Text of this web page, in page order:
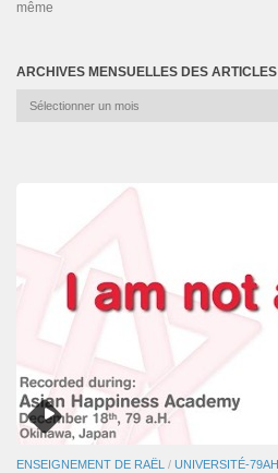
même
ARCHIVES MENSUELLES DES ARTICLES
Archives
ENSEIGNEMENT DE RAËL / UNIVERSITÉ-79AH